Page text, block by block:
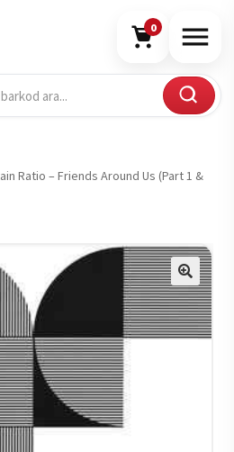
0
Ratio – Friends Around Us (Part 1 &
🔍